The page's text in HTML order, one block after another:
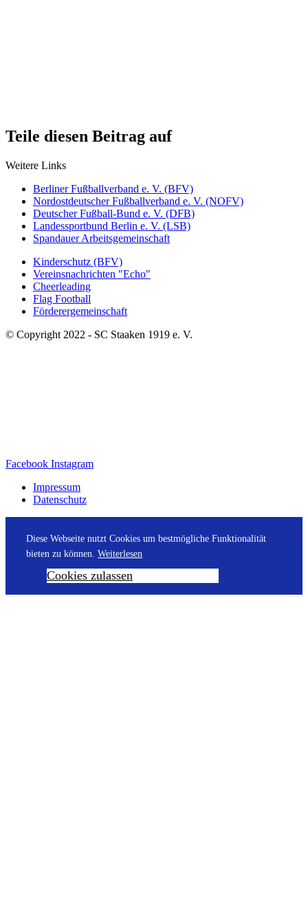
Teile diesen Beitrag auf
Weitere Links
Berliner Fußballverband e. V. (BFV)
Nordostdeutscher Fußballverband e. V. (NOFV)
Deutscher Fußball-Bund e. V. (DFB)
Landessportbund Berlin e. V. (LSB)
Spandauer Arbeitsgemeinschaft
Kinderschutz (BFV)
Vereinsnachrichten "Echo"
Cheerleading
Flag Football
Förderergemeinschaft
© Copyright 2022 - SC Staaken 1919 e. V.
Facebook Instagram
Impressum
Datenschutz
Diese Webseite nutzt Cookies um bestmögliche Funktionalität
bieten zu können. Weiterlesen
Cookies zulassen